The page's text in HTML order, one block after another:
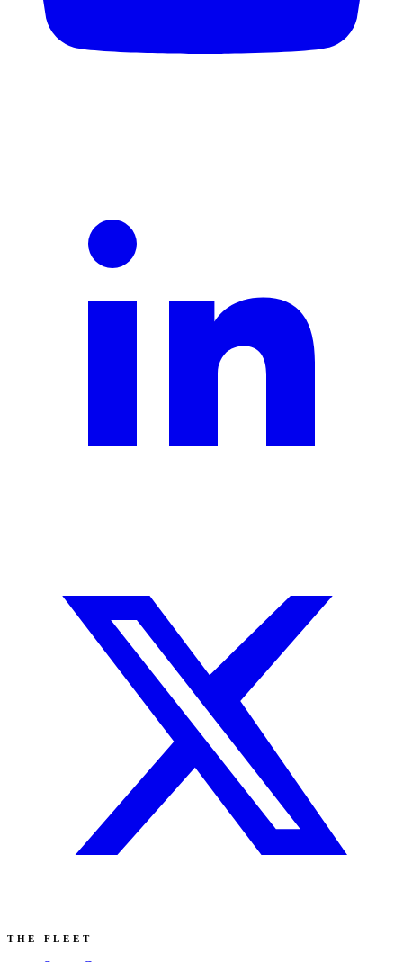
THE FLEET